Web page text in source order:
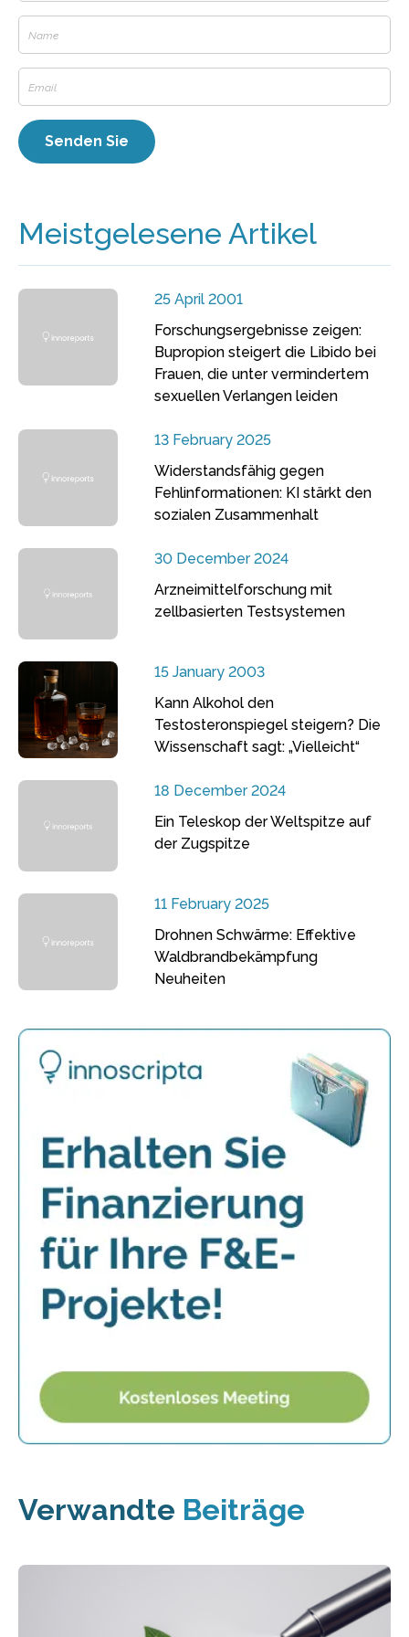
Meistgelesene Artikel
25 April 2001
Forschungsergebnisse zeigen:
Bupropion steigert die Libido bei
Frauen, die unter vermindertem
sexuellen Verlangen leiden
13 February 2025
Widerstandsfähig gegen
Fehlinformationen: KI stärkt den
sozialen Zusammenhalt
30 December 2024
Arzneimittelforschung mit
zellbasierten Testsystemen
15 January 2003
Kann Alkohol den
Testosteronspiegel steigern? Die
Wissenschaft sagt: „Vielleicht“
18 December 2024
Ein Teleskop der Weltspitze auf
der Zugspitze
11 February 2025
Drohnen Schwärme: Effektive
Waldbrandbekämpfung
Neuheiten
Verwandte Beiträge